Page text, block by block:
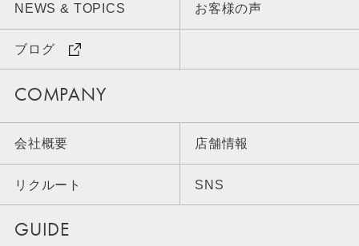
NEWS & TOPICS お客様の声
ブログ
COMPANY
会社概要 店舗情報
リクルート SNS
GUIDE